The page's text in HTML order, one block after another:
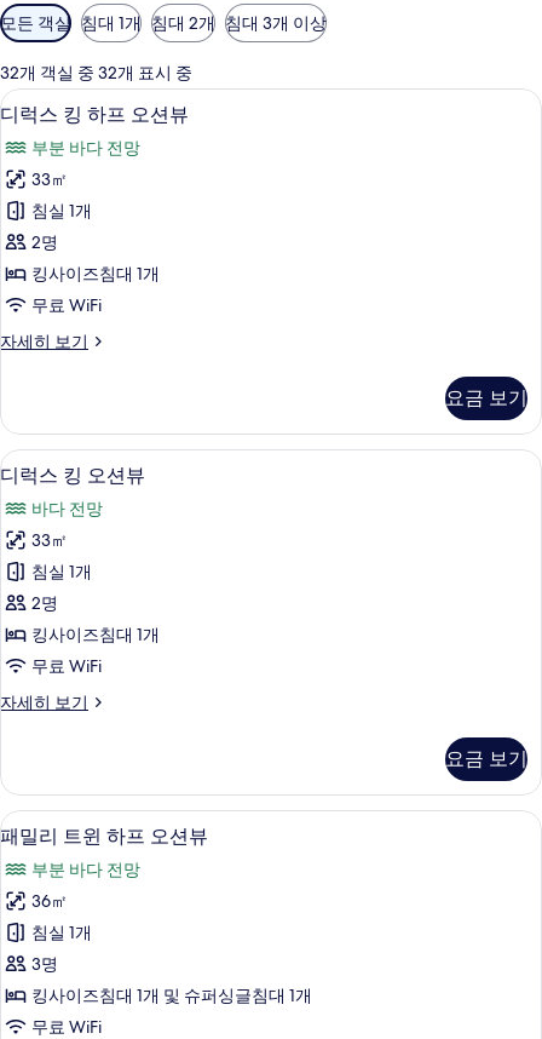
객
실
에
사
용
가
능
한
필
터
모든 객실 침대 1개 침대 2개 침대 3개 이상
32개 객실 중 32개 표시 중
디
럭
스
킹
하
프
오
뷰
진
모
두
보
기
미니바, 암막 커튼, 방음 설비, 무료 WiFi
7
디럭스 킹 하프 오션뷰
부분 바다 전망
33㎡
침실 1개
2명
킹사이즈침대 1개
무료 WiFi
자세히 보기
디
하
프
오
션
뷰
자
세
히
보
기
요금 보기
디
럭
스
킹
오
션
뷰
진
두
보
기
미니바, 암막 커튼, 방음 설비, 무료 WiFi
8
디럭스 킹 오션뷰
바다 전망
33㎡
침실 1개
2명
킹사이즈침대 1개
무료 WiFi
자세히 보기
디
오
션
뷰
자
세
히
보
기
요금 보기
패
밀
리
트
윈
하
프
미니바, 암막 커튼, 방음 설비, 무료 WiFi
7
패밀리 트윈 하프 오션뷰
부분 바다 전망
36㎡
침실 1개
3명
킹사이즈침대 1개 및 슈퍼싱글침대 1개
무료 WiFi